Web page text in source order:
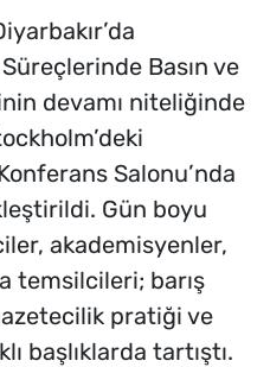
Basın ve
devamı niteliğinde
Salonu’nda
Gün boyu
akademisyenler,
temsilcileri; barış
pratiği ve
başlıklarda tartıştı.